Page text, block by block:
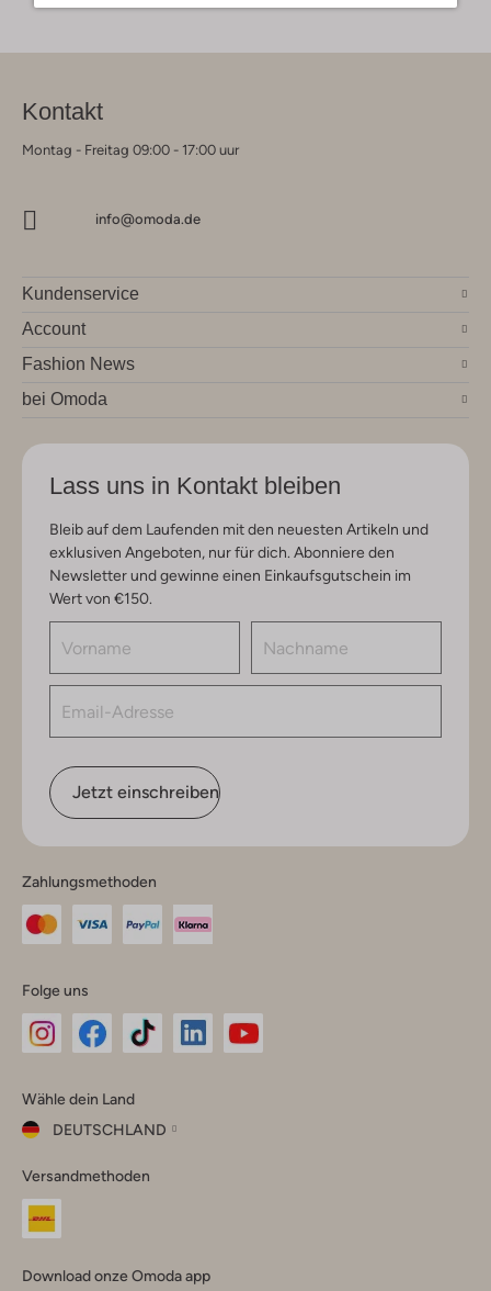
Kontakt
Montag - Freitag 09:00 - 17:00 uur
info@omoda.de
Kundenservice
Account
Fashion News
bei Omoda
Lass uns in Kontakt bleiben
Bleib auf dem Laufenden mit den neuesten Artikeln und
exklusiven Angeboten, nur für dich. Abonniere den
Newsletter und gewinne einen Einkaufsgutschein im
Wert von €150.
Jetzt einschreiben
Zahlungsmethoden
Folge uns
Instagram
Facebook
TikTok
Wähle dein Land
DEUTSCHLAND
dein
Land
Versandmethoden
Download onze Omoda app